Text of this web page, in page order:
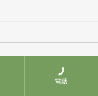
電話